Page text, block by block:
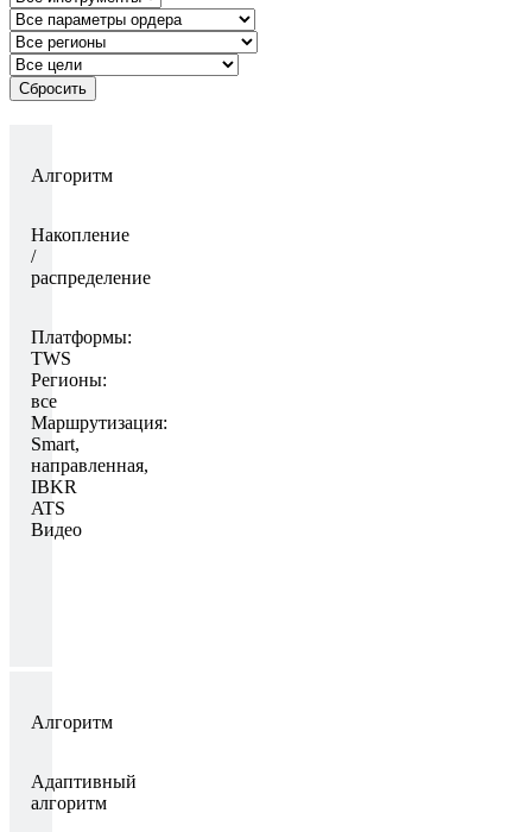
Сбросить
Алгоритм
Накопление
/
распределение
Платформы:
TWS
Регионы:
все
Маршрутизация:
Smart,
направленная,
IBKR
ATS
Видео
Алгоритм
Адаптивный
алгоритм